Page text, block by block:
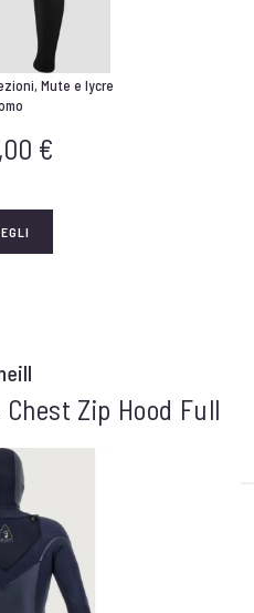
, Mute e lycre
€
Zip Hood Full